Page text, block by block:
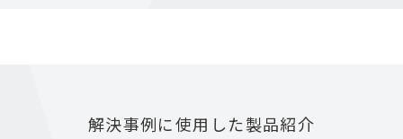
解決事例に使用した製品紹介